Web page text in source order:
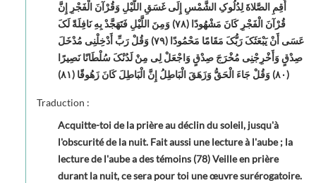
أَقِمِ الصَّلاةَ لِدُلُوکِ الشَّمْسِ إِلَى غَسَقِ اللَّیْلِ وَقُرْآنَ الْفَجْرِ إِنَّ
قُرْآنَ الْفَجْرِ کَانَ مَشْهُودًا (٧٨) وَمِنَ اللَّیْلِ فَتَهَجَّدْ بِهِ نَافِلَةً لَکَ
عَسَى أَنْ یَبْعَثَکَ رَبُّکَ مَقَامًا مَحْمُودًا (٧٩) وَقُلْ رَبِّ أَدْخِلْنِی مُدْخَلَ
صِدْقٍ وَأَخْرِجْنِی مُخْرَجَ صِدْقٍ وَاجْعَلْ لِی مِنْ لَدُنْکَ سُلْطَانًا نَصِیرًا
(٨٠) وَقُلْ جَاءَ الْحَقُّ وَزَهَقَ الْبَاطِلُ إِنَّ الْبَاطِلَ کَانَ زَهُوقًا (٨١)
Traduction :
Acquitte-toi de la prière au déclin du soleil, jusqu'à
l'obscurité de la nuit. Fait aussi une lecture à l'aube ; la
lecture de l'aube a des témoins (78) Veille en prière
durant la nuit, ce sera pour toi une œuvre surérogatoire.